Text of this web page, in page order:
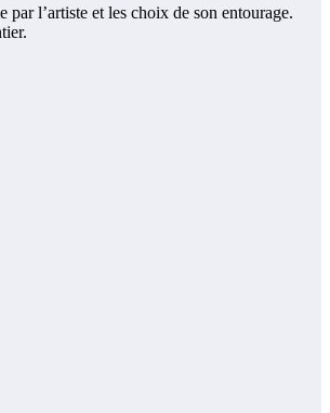
l’artiste et les choix de son entourage.